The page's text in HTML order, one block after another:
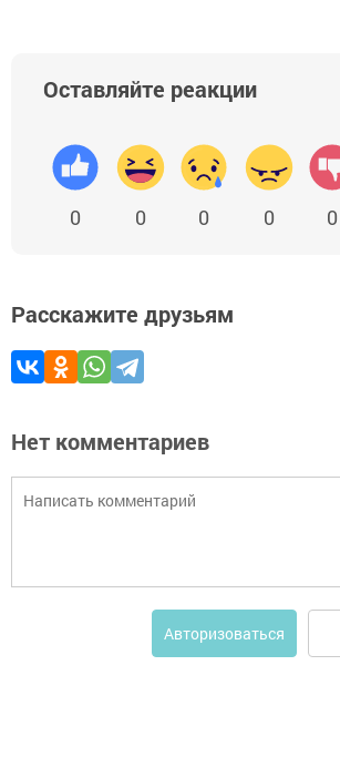
Оставляйте реакции
0 0 0 0 0
Расскажите друзьям
Нет комментариев
Авторизоваться